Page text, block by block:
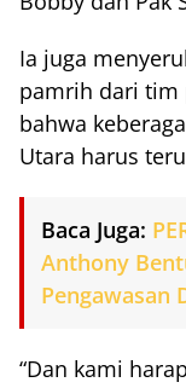
Ia juga
pamrih dari tim
bahwa
Utara harus
Baca Juga:
Anthony
Pengawasan
“Dan kami